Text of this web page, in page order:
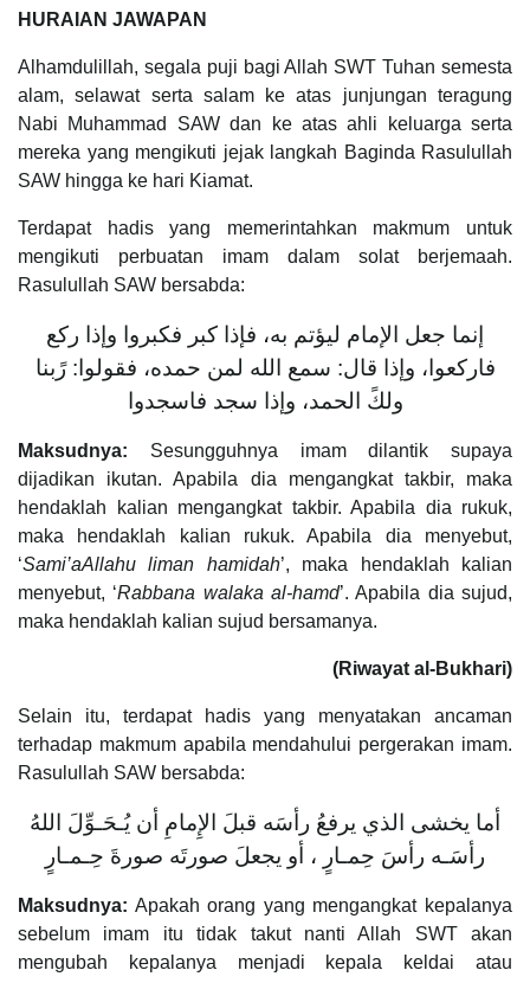
HURAIAN JAWAPAN
Alhamdulillah, segala puji bagi Allah SWT Tuhan semesta
alam, selawat serta salam ke atas junjungan teragung
Nabi Muhammad SAW dan ke atas ahli keluarga serta
mereka yang mengikuti jejak langkah Baginda Rasulullah
SAW hingga ke hari Kiamat.
Terdapat hadis yang memerintahkan makmum untuk
mengikuti perbuatan imam dalam solat berjemaah.
Rasulullah SAW bersabda:
إنما جعل الإمام ليؤتم به، فإذا كبر فكبروا وإذا ركع
فاركعوا، وإذا قال: سمع الله لمن حمده، فقولوا: رًبنا
ولكً الحمد، وإذا سجد فاسجدوا
Maksudnya: Sesungguhnya imam dilantik supaya
dijadikan ikutan. Apabila dia mengangkat takbir, maka
hendaklah kalian mengangkat takbir. Apabila dia rukuk,
maka hendaklah kalian rukuk. Apabila dia menyebut,
‘Sami’aAllahu liman hamidah’, maka hendaklah kalian
menyebut, ‘Rabbana walaka al-hamd’. Apabila dia sujud,
maka hendaklah kalian sujud bersamanya.
(Riwayat al-Bukhari)
Selain itu, terdapat hadis yang menyatakan ancaman
terhadap makmum apabila mendahului pergerakan imam.
Rasulullah SAW bersabda:
أما يخشى الذي يرفعُ رأسَه قبلَ الإِمامِ أن يُـحَـوِّلَ اللهُ
رأسَـه رأسَ حِمـارٍ ، أو يجعلَ صورتَه صورةَ حِـمـارٍ
Maksudnya: Apakah orang yang mengangkat kepalanya
sebelum imam itu tidak takut nanti Allah SWT akan
mengubah kepalanya menjadi kepala keldai atau